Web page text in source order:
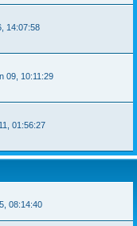
14:07:58
09, 10:11:29
01:56:27
08:14:40